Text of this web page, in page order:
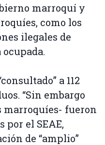
marroquí y
como los
ilegales de
a 112
“Sin embargo
marroquíes- fueron
por el SEAE,
de “amplio”